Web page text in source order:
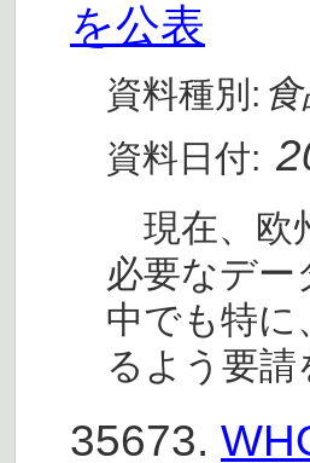
を公表
資料種別:
資料日付:
現在、欧
必要なデ
中でも特に
るよう要
35673.